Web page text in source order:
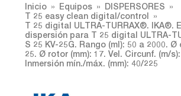
Inicio Equipos
DISPERSORES
T 25 easy clean digital/control
T 25 digital ULTRA-TURRAX®. IKA®.
dispersión para T 25 digital ULTRA-
S 25 KV-25G. Rango (ml): 50 a 2000. Ø
25. Ø rotor (mm): 17. Vel. Circunf. (m/
Inmersión mín./máx. (mm): 40/225